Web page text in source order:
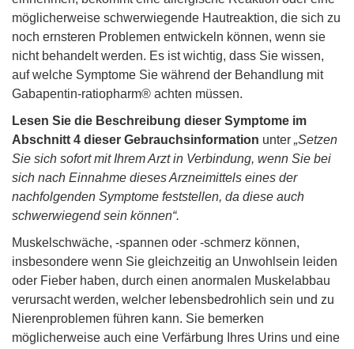
möglicherweise schwerwiegende Hautreaktion, die sich zu
noch ernsteren Problemen entwickeln können, wenn sie
nicht behandelt werden. Es ist wichtig, dass Sie wissen,
auf welche Symptome Sie während der Behandlung mit
Gabapentin-ratiopharm® achten müssen.
Lesen Sie die Beschreibung dieser Symptome im
Abschnitt 4 dieser Gebrauchsinformation unter „Setzen
Sie sich sofort mit Ihrem Arzt in Verbindung, wenn Sie bei
sich nach Einnahme dieses Arzneimittels eines der
nachfolgenden Symptome feststellen, da diese auch
schwerwiegend sein können“.
Muskelschwäche, -spannen oder -schmerz können,
insbesondere wenn Sie gleichzeitig an Unwohlsein leiden
oder Fieber haben, durch einen anormalen Muskelabbau
verursacht werden, welcher lebensbedrohlich sein und zu
Nierenproblemen führen kann. Sie bemerken
möglicherweise auch eine Verfärbung Ihres Urins und eine